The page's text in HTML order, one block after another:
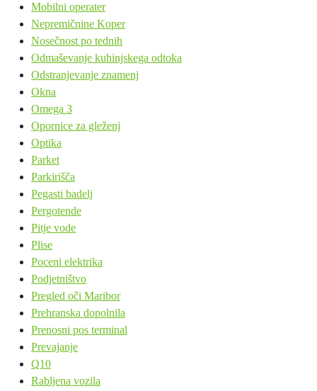
Mobilni operater
Nepremičnine Koper
Nosečnost po tednih
Odmaševanje kuhinjskega odtoka
Odstranjevanje znamenj
Okna
Omega 3
Opornice za gleženj
Optika
Parket
Parkirišča
Pegasti badelj
Pergotende
Pitje vode
Plise
Poceni elektrika
Podjetništvo
Pregled oči Maribor
Prehranska dopolnila
Prenosni pos terminal
Prevajanje
Q10
Rabljena vozila